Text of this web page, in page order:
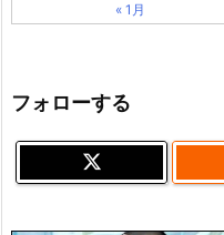
« 1月
フォローする